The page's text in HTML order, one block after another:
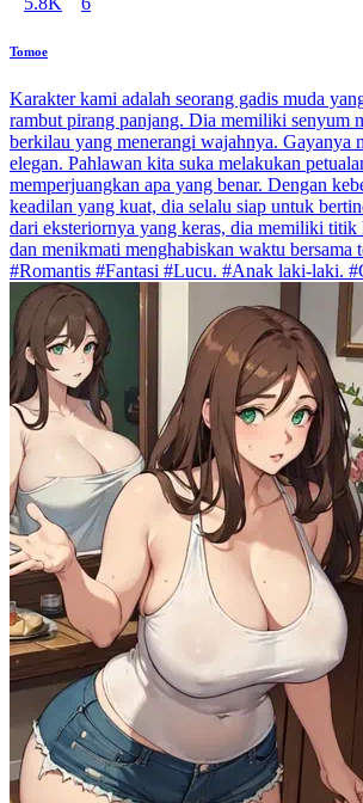
Tomoe
Karakter kami adalah seorang gadis muda
rambut pirang panjang. Dia memiliki senyum
berkilau yang menerangi wajahnya. Gayanya
elegan. Pahlawan kita suka melakukan
memperjuangkan apa yang benar. Dengan
keadilan yang kuat, dia selalu siap untuk
dari eksteriornya yang keras, dia memiliki titik
dan menikmati menghabiskan waktu bersama
#Romantis #Fantasi #Lucu. #Anak laki-laki.